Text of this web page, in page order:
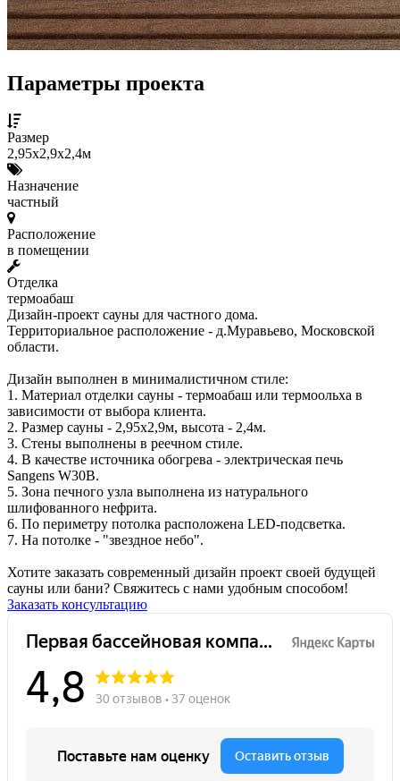
Параметры проекта
Размер
2,95х2,9х2,4м
Назначение
частный
Расположение
в помещении
Отделка
термоабаш
Дизайн-проект сауны для частного дома.
Территориальное расположение - д.Муравьево, Московской
области.
Дизайн выполнен в минималистичном стиле:
1. Материал отделки сауны - термоабаш или термоольха в
зависимости от выбора клиента.
2. Размер сауны - 2,95х2,9м, высота - 2,4м.
3. Стены выполнены в реечном стиле.
4. В качестве источника обогрева - электрическая печь
Sangens W30B.
5. Зона печного узла выполнена из натурального
шлифованного нефрита.
6. По периметру потолка расположена LED-подсветка.
7. На потолке - "звездное небо".
Хотите заказать современный дизайн проект своей будущей
сауны или бани? Свяжитесь с нами удобным способом!
Заказать консультацию